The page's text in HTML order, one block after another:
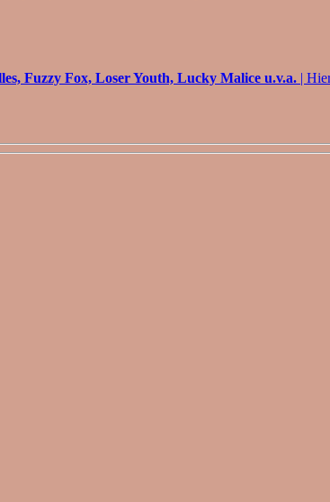
Fuzzy Fox, Loser Youth, Lucky Malice u.v.a. |